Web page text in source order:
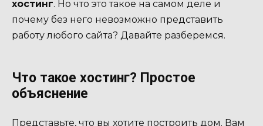
хостинг. Но что это такое на самом деле и
почему без него невозможно представить
работу любого сайта? Давайте разберемся.
Что такое хостинг? Простое
объяснение
Представьте, что вы хотите построить дом. Вам